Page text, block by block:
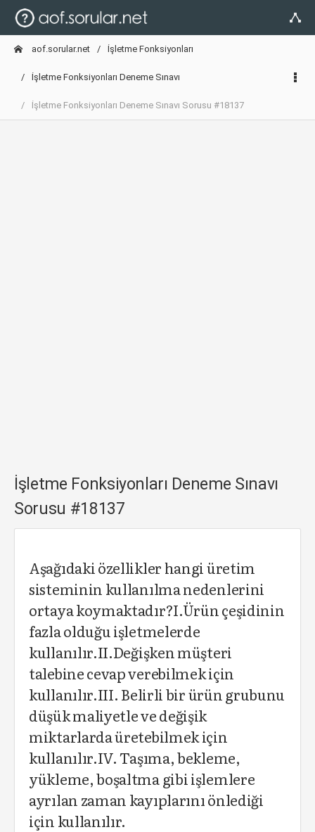
aof.sorular.net İşletme Fonksiyonları
İşletme Fonksiyonları Deneme Sınavı
İşletme Fonksiyonları Deneme Sınavı Sorusu #18137
İşletme Fonksiyonları Deneme Sınavı
Sorusu #18137
Aşağıdaki özellikler hangi üretim
sisteminin kullanılma nedenlerini
ortaya koymaktadır?I.Ürün çeşidinin
fazla olduğu işletmelerde
kullanılır.II.Değişken müşteri
talebine cevap verebilmek için
kullanılır.III. Belirli bir ürün grubunu
düşük maliyetle ve değişik
miktarlarda üretebilmek için
kullanılır.IV. Taşıma, bekleme,
yükleme, boşaltma gibi işlemlere
ayrılan zaman kayıplarını önlediği
için kullanılır.